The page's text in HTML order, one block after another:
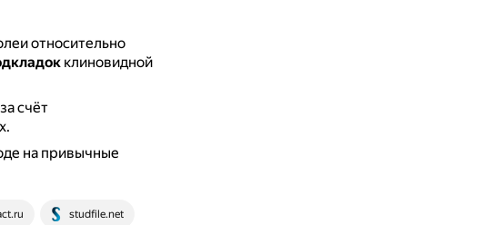
относительно
клиновидной
счёт
на привычные
studfile.net